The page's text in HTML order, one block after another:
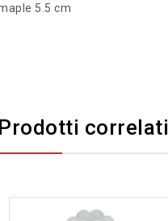
5.5 cm
Prodotti correlati